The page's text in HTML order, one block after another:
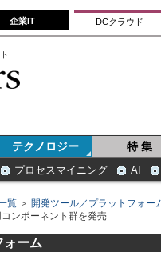
企業IT DCクラウド
テクノロジー 特 集
プロセスマイニング AI
覧 ＞ 開発ツール／プラットフォー
ンポーネント群を発売
ォーム